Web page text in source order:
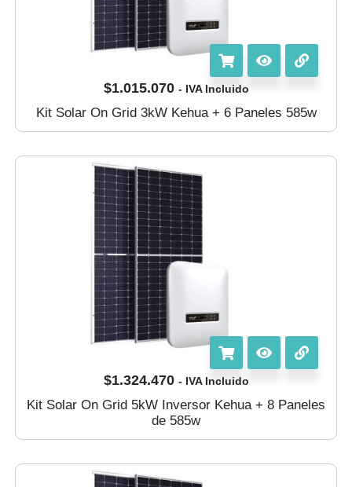
$1.015.070 - IVA Incluido
Kit Solar On Grid 3kW Kehua + 6 Paneles 585w
$1.324.470 - IVA Incluido
Kit Solar On Grid 5kW Inversor Kehua + 8 Paneles
de 585w